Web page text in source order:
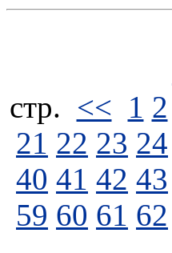
стp. << 1 2
21 22 23 24
40 41 42 43
59 60 61 62